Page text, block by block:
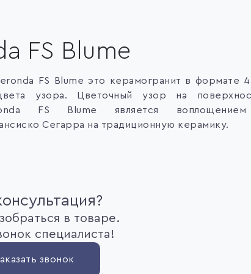
FS Blume
FS Blume это керамогранит в формате
узора. Цветочный узор на
FS Blume является
Сегарра на традиционную керамику.
в товаре.
специалиста!
звонок